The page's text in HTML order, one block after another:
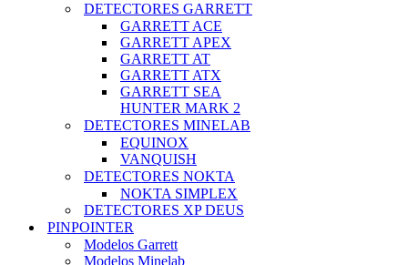
DETECTORES GARRETT
GARRETT ACE
GARRETT APEX
GARRETT AT
GARRETT ATX
GARRETT SEA
HUNTER MARK 2
DETECTORES MINELAB
EQUINOX
VANQUISH
DETECTORES NOKTA
NOKTA SIMPLEX
DETECTORES XP DEUS
PINPOINTER
Modelos Garrett
Modelos Minelab